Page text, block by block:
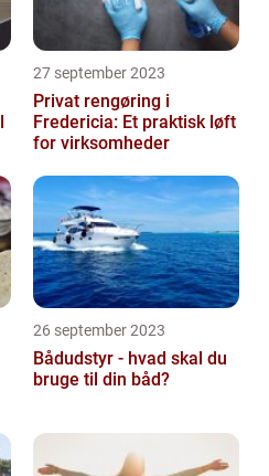
27 september 2023
Privat rengøring i
Fredericia: Et praktisk løft
for virksomheder
26 september 2023
Bådudstyr - hvad skal du
bruge til din båd?